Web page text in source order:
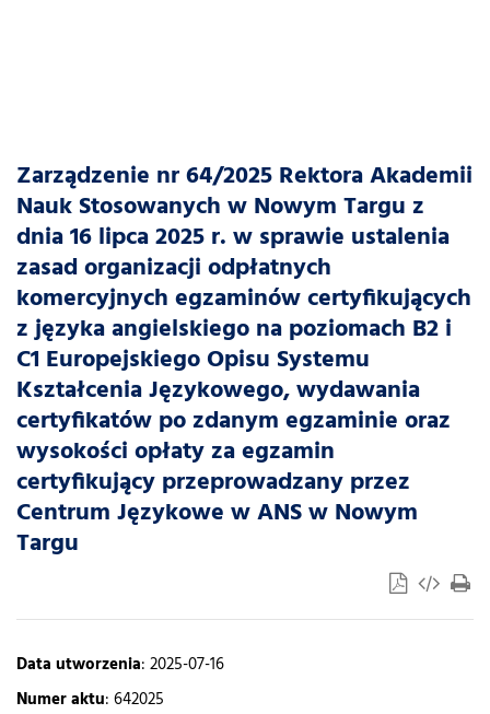
Zarządzenie nr 64/2025 Rektora Akademii
Nauk Stosowanych w Nowym Targu z
dnia 16 lipca 2025 r. w sprawie ustalenia
zasad organizacji odpłatnych
komercyjnych egzaminów certyfikujących
z języka angielskiego na poziomach B2 i
C1 Europejskiego Opisu Systemu
Kształcenia Językowego, wydawania
certyfikatów po zdanym egzaminie oraz
wysokości opłaty za egzamin
certyfikujący przeprowadzany przez
Centrum Językowe w ANS w Nowym
Targu
Data utworzenia: 2025-07-16
Numer aktu: 642025